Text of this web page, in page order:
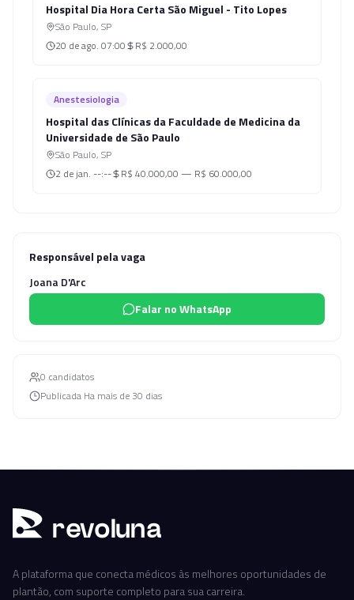
Hospital Dia Hora Certa São Miguel - Tito Lopes
São Paulo, SP
20 de ago. 07:00 R$ 2.000,00
Anestesiologia
Hospital das Clínicas da Faculdade de Medicina da
Universidade de São Paulo
São Paulo, SP
2 de jan. --:-- R$ 40.000,00 — R$ 60.000,00
Responsável pela vaga
Joana D'Arc
Falar no WhatsApp
0 candidatos
Publicada Ha mais de 30 dias
revoluna
A plataforma que conecta médicos às melhores oportunidades de
plantão, com suporte completo para sua carreira.